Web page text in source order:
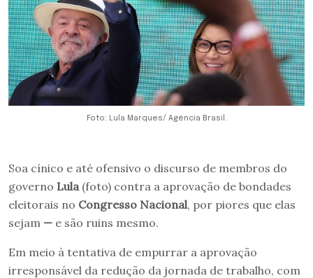
Foto: Lula Marques/ Agência Brasil.
Soa cínico e até ofensivo o discurso de membros do
governo Lula (foto) contra a aprovação de bondades
eleitorais no Congresso Nacional, por piores que elas
sejam — e são ruins mesmo.
Em meio à tentativa de empurrar a aprovação
irresponsável da redução da jornada de trabalho, com